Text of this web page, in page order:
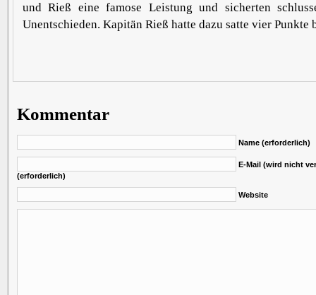
und Rieß eine famose Leistung und sicherten
Unentschieden. Kapitän Rieß hatte dazu satte vier Punkte
Kommentar
Name (erforderlich)
E-Mail (wird nicht
(erforderlich)
Website